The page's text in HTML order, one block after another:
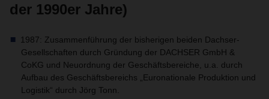
der 1990er Jahre)
1987: Zusammenführung der bisherigen beiden Dachser-
Gesellschaften durch Gründung der DACHSER GmbH &
CoKG und Neuordnung der Geschäftsbereiche, u.a. durch
Aufbau des Geschäftsbereichs „Euronationale Produktion und
Logistik“ durch Jörg Tonn.